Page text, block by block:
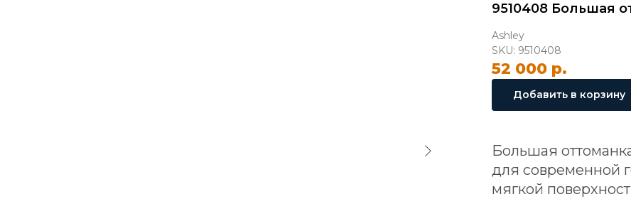
9510408 Большая
Ashley
SKU: 9510408
52 000 р.
Добавить в корзину
Большая
для современной
мягкой